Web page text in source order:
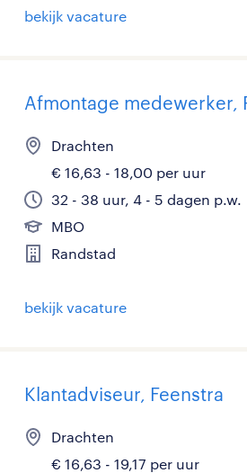
bekijk vacature
Afmontage medewerker,
Drachten
€ 16,63 - 18,00 per uur
32 - 38 uur, 4 - 5 dagen p.w.
MBO
Randstad
bekijk vacature
Klantadviseur, Feenstra
Drachten
€ 16,63 - 19,17 per uur